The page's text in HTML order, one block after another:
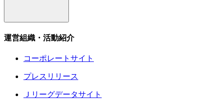
運営組織・活動紹介
コーポレートサイト
プレスリリース
Ｊリーグデータサイト